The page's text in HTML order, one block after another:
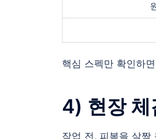
핵심 스펙만 확인하
4) 현장 체
작업 전, 피복을 살짝